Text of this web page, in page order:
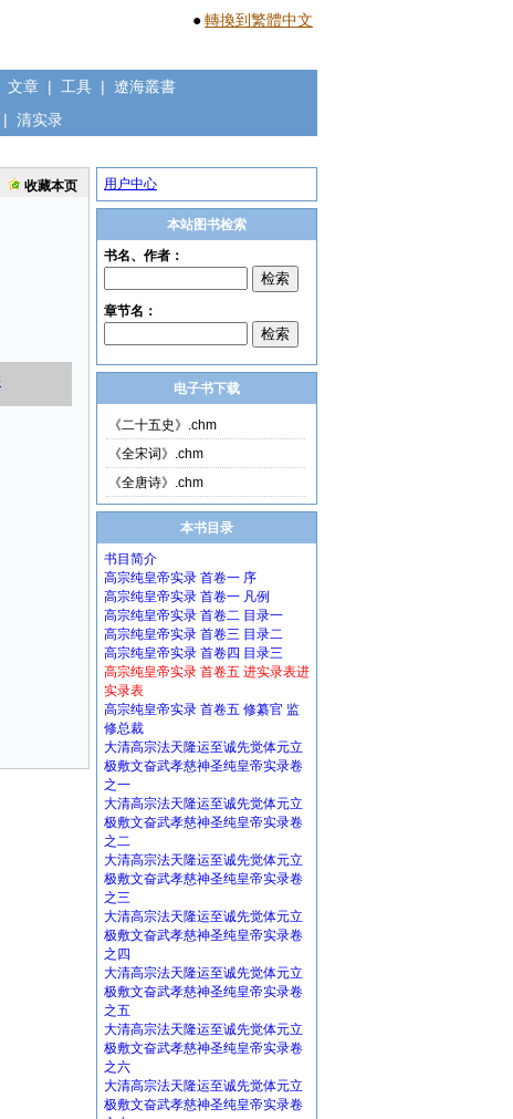
●轉換到繁體中文
文章 | 工具 | 遼海叢書
| 清实录
收藏本页 用户中心
本站图书检索
电子书下载
《二十五史》.chm
《全宋词》.chm
《全唐诗》.chm
本书目录
书目简介
高宗纯皇帝实录 首卷一 序
高宗纯皇帝实录 首卷一 凡例
高宗纯皇帝实录 首卷二 目录一
高宗纯皇帝实录 首卷三 目录二
高宗纯皇帝实录 首卷四 目录三
高宗纯皇帝实录 首卷五 进实录表进
实录表
高宗纯皇帝实录 首卷五 修纂官 监
修总裁
大清高宗法天隆运至诚先觉体元立
极敷文奋武孝慈神圣纯皇帝实录卷
之一
大清高宗法天隆运至诚先觉体元立
极敷文奋武孝慈神圣纯皇帝实录卷
之二
大清高宗法天隆运至诚先觉体元立
极敷文奋武孝慈神圣纯皇帝实录卷
之三
大清高宗法天隆运至诚先觉体元立
极敷文奋武孝慈神圣纯皇帝实录卷
之四
大清高宗法天隆运至诚先觉体元立
极敷文奋武孝慈神圣纯皇帝实录卷
之五
大清高宗法天隆运至诚先觉体元立
极敷文奋武孝慈神圣纯皇帝实录卷
之六
大清高宗法天隆运至诚先觉体元立
极敷文奋武孝慈神圣纯皇帝实录卷